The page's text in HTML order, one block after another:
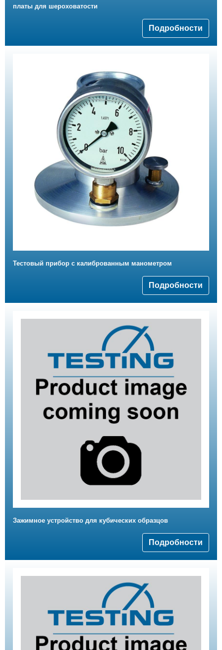
платы для шероховатости
Подробности
Тестовый прибор с калиброванным манометром
Подробности
Зажимное устройство для кубических образцов
Подробности